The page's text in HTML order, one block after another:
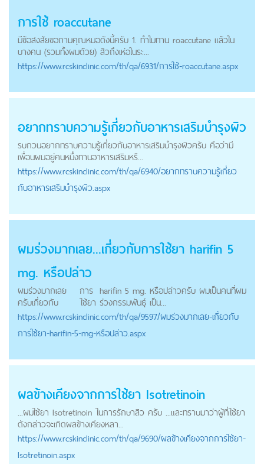
การใช้ roaccutane
มีข้อสงสัยขอถามคุณหมอดังนี้ครับ 1. ทำไมทาน roaccutane แล้วใน
บางคน (รวมทั้งผมด้วย) สิวถึงเห่อในระ...
https://www.rcskinclinic.com/th/qa/6931/การใช้-roaccutane.aspx
อยากทราบความรู้เกี่ยวกับอาหารเสริมบำรุงผิว
รบกวนอยากทราบความรู้เกี่ยวกับอาหารเสริมบำรุงผิวครับ คือว่ามี
เพื่อนผมอยู่คนหนึ่งทานอาหารเสริมหรื...
https://www.rcskinclinic.com/th/qa/6940/อยากทราบความรู้เกี่ยว
กับอาหารเสริมบำรุงผิว.aspx
ผมร่วงมากเลย...เกี่ยวกับการใช้ยา harifin 5
mg. หรือปล่าว
ผมร่วงมากเลย
ครับเกี่ยวกับ
การ
ใช้ยา
harifin 5 mg. หรือปล่าวครับ ผมเป็นคนที่ผม
ร่วงกรรมพันธุ์ เป็น...
https://www.rcskinclinic.com/th/qa/9597/ผมร่วงมากเลย-เกี่ยวกับ
การใช้ยา-harifin-5-mg-หรือปล่าว.aspx
ผลข้างเคียงจากการใช้ยา Isotretinoin
...ผมใช้ยา Isotretinoin ในการรักษาสิว ครับ ...และทราบมาว่าผู้ที่ใช้ยา
ดังกล่าวจะเกิดผลข้างเคียงหลา...
https://www.rcskinclinic.com/th/qa/9690/ผลข้างเคียงจากการใช้ยา-
Isotretinoin.aspx